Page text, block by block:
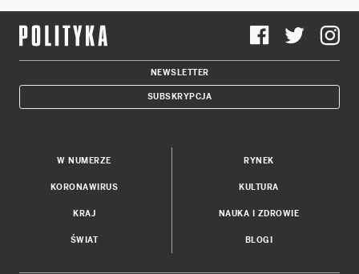
NEWSLETTER
SUBSKRYPCJA
W NUMERZE
KORONAWIRUS
KRAJ
ŚWIAT
RYNEK
KULTURA
NAUKA I ZDROWIE
BLOGI